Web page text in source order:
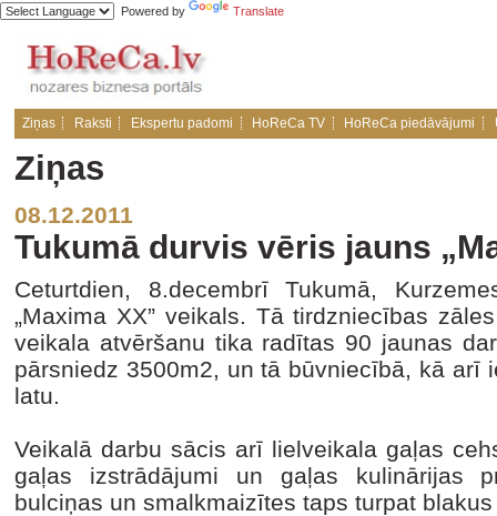
Powered by Translate
Ziņas Raksti Ekspertu padomi HoReCa TV HoReCa piedāvājumi
Ziņas
08.12.2011
Tukumā durvis vēris jauns
Ceturtdien, 8.decembrī Tukumā,
„Maxima XX” veikals. Tā tirdzniecības
veikala atvēršanu tika radītas 90 jaunas
pārsniedz 3500m2, un tā būvniecībā, kā arī
latu.
Veikalā darbu sācis arī lielveikala gaļas
gaļas izstrādājumi un gaļas kulinārijas
bulciņas un smalkmaizītes taps turpat